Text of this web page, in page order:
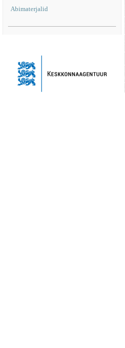
Abimaterjalid